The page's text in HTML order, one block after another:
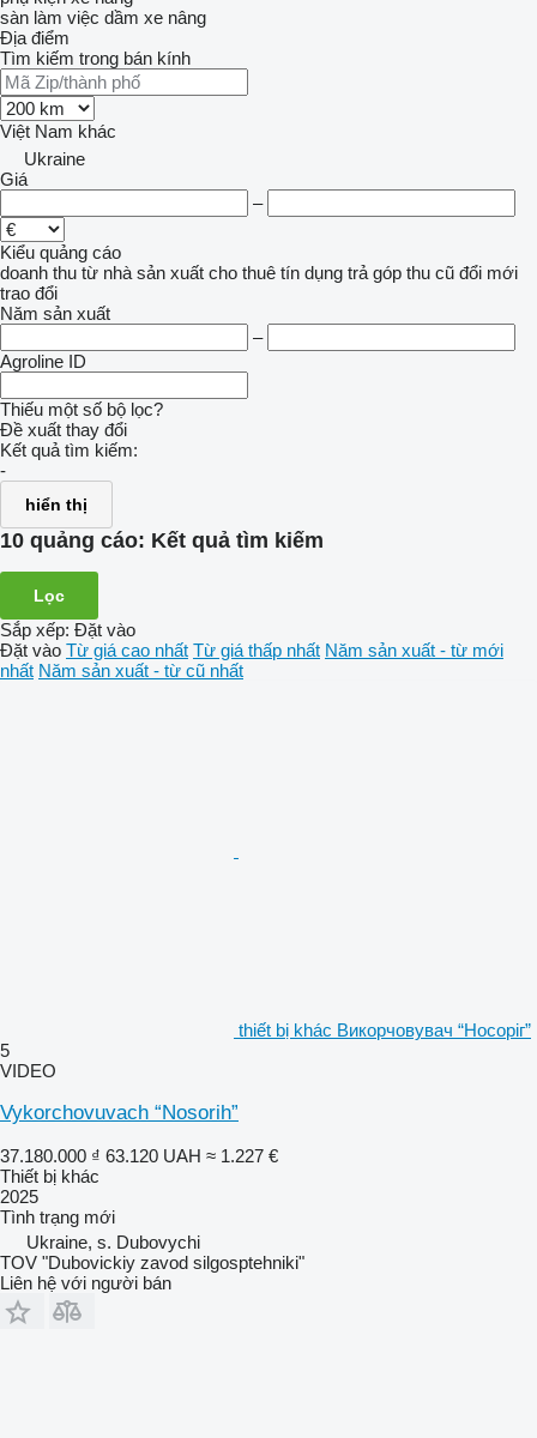
sàn làm việc dầm xe nâng
Địa điểm
Tìm kiếm trong bán kính
Việt Nam khác
Ukraine
Giá
–
Kiểu quảng cáo
doanh thu từ nhà sản xuất cho thuê tín dụng trả góp thu cũ đổi mới
trao đổi
Năm sản xuất
–
Agroline ID
Thiếu một số bộ lọc?
Đề xuất thay đổi
Kết quả tìm kiếm:
-
hiển thị
10 quảng cáo: Kết quả tìm kiếm
Lọc
Sắp xếp: Đặt vào
Đặt vào Từ giá cao nhất Từ giá thấp nhất Năm sản xuất - từ mới
nhất Năm sản xuất - từ cũ nhất
thiết bị khác Викорчовувач “Носоріг”
5
VIDEO
Vykorchovuvach “Nosorih”
37.180.000 ₫ 63.120 UAH ≈ 1.227 €
Thiết bị khác
2025
Tình trạng mới
Ukraine, s. Dubovychi
TOV "Dubovickiy zavod silgosptehniki"
Liên hệ với người bán